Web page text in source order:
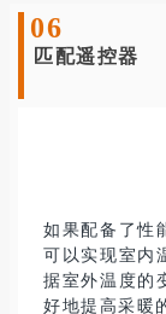
06
匹配遥控器
如果配备了性
可以实现室内
据室外温度的
好地提高采暖